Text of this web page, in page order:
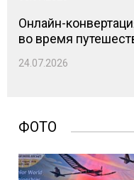
Онлайн-
во время
24.07.2026
ФОТО